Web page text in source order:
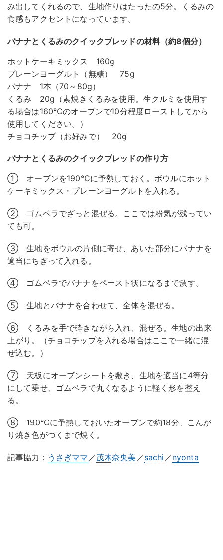
み出してくれるので、生地作りはたったの5分。くるみの
食感もアクセントになっています。
バナナとくるみのクイックブレッドの材料（約8個分）
ホットケーキミックス 160g
プレーンヨーグルト（無糖） 75g
バナナ 1本（70～80g）
くるみ 20g（素焼きくるみを使用。生クルミを使用す
る場合は160℃のオーブンで10分程度ローストしてから
使用してください。）
チョコチップ（お好みで） 20g
バナナとくるみのクイックブレッドの作り方
① オーブンを190℃に予熱しておく。ボウルにホット
ケーキミックス・プレーンヨーグルトを入れる。
② ゴムベラでざっと混ぜる。ここでは粉気が残ってい
ても可。
③ 生地をボウルの片側に寄せ、あいた部分にバナナを
適当にちぎって入れる。
④ ゴムベラでバナナをペースト状になるまで潰す。
⑤ 生地とバナナを合わせて、全体を混ぜる。
⑥ くるみを手で砕きながら入れ、混ぜる。生地の出来
上がり。（チョコチップを入れる場合はここで一緒に混
ぜ込む。）
⑦ 天板にオーブンシートを敷き、生地を適当に4等分
にして乗せ、ゴムベラで丸くなるように軽く形を整え
る。
⑧ 190℃に予熱しておいたオーブンで約18分、こんが
り焼き色がつくまで焼く。
記事協力： うさぎママ ／茂木奈央美 ／sachi ／nyonta